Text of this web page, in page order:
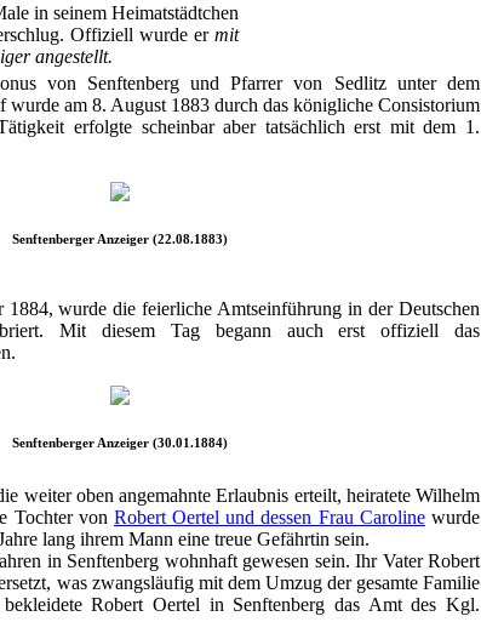
in seinem Heimatstädtchen
Offiziell wurde er mit
angestellt.
von Senftenberg und Pfarrer von Sedlitz unter dem
wurde am 8. August 1883 durch das königliche Consistorium
erfolgte scheinbar aber tatsächlich erst mit dem 1.
Senftenberger Anzeiger (22.08.1883)
1884, wurde die feierliche Amtseinführung in der Deutschen
Mit diesem Tag begann auch erst offiziell das
Senftenberger Anzeiger (30.01.1884)
weiter oben angemahnte Erlaubnis erteilt, heiratete Wilhelm
Tochter von Robert Oertel und dessen Frau Carolinewurde
lang ihrem Mann eine treue Gefährtin sein.
in Senftenberg wohnhaft gewesen sein. Ihr Vater Robert
was zwangsläufig mit dem Umzug der gesamte Familie
Robert Oertel in Senftenberg das Amt des Kgl.